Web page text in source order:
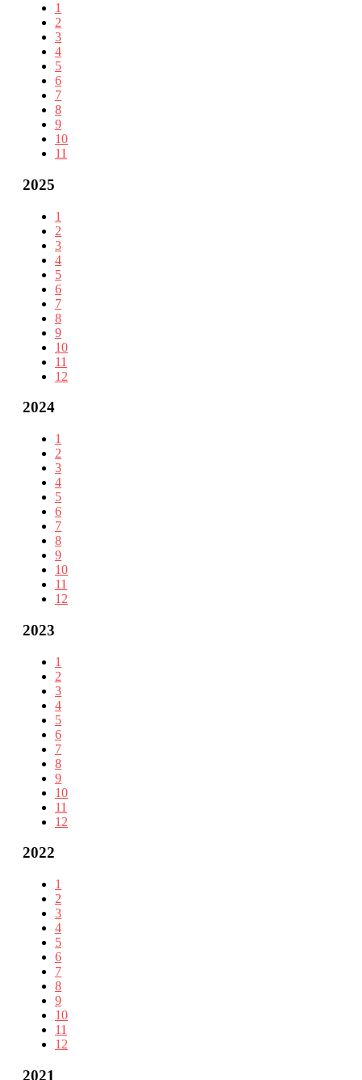
1
2
3
4
5
6
7
8
9
10
11
2025
1
2
3
4
5
6
7
8
9
10
11
12
2024
1
2
3
4
5
6
7
8
9
10
11
12
2023
1
2
3
4
5
6
7
8
9
10
11
12
2022
1
2
3
4
5
6
7
8
9
10
11
12
2021